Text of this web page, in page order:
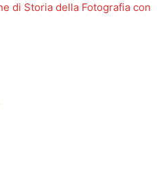
di Storia della Fotografia con